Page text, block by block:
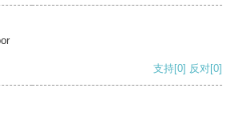
支持[0] 反对[0]